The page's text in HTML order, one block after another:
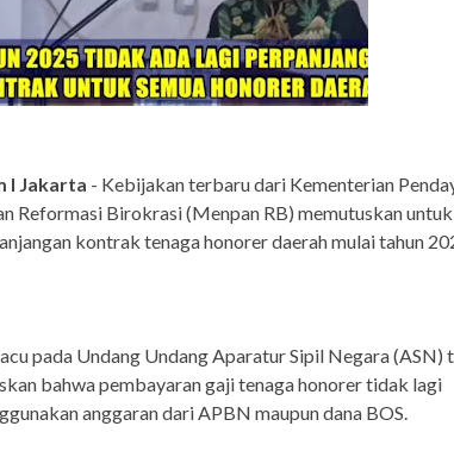
I Jakarta - Kebijakan terbaru dari Kementerian
Reformasi Birokrasi (Menpan RB) memutuskan untuk
kontrak tenaga honorer daerah mulai tahun
pada Undang Undang Aparatur Sipil Negara (ASN)
bahwa pembayaran gaji tenaga honorer tidak lagi
anggaran dari APBN maupun dana BOS.